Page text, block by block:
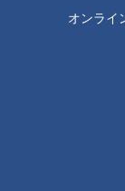
オンライ